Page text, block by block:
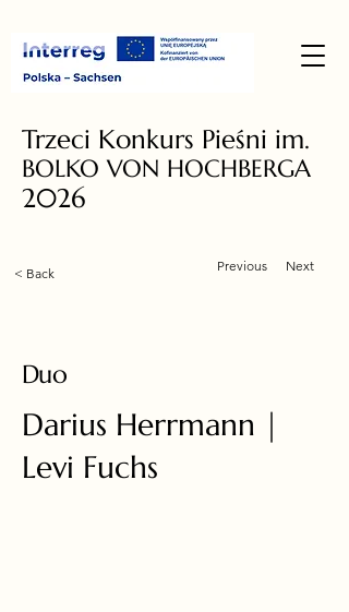
Trzeci Konkurs Pieśni im.
BOLKO VON HOCHBERGA
2026
< Back Previous Next
Duo
Darius Herrmann |
Levi Fuchs